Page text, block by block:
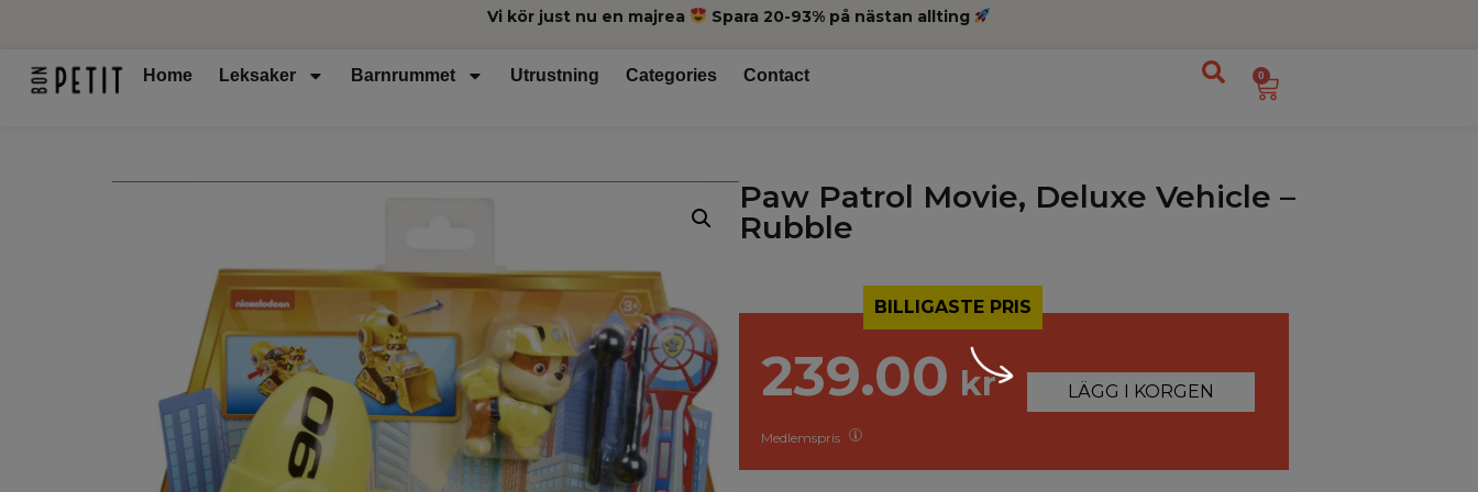
Vi kör just nu en majrea Spara 20-93% på nästan allting
Home Leksaker Barnrummet Utrustning Categories Contact 0
Paw Patrol Movie, Deluxe Vehicle –
Rubble
BILLIGASTE PRIS
239.00 kr
Medlemspris
LÄGG I KORGEN